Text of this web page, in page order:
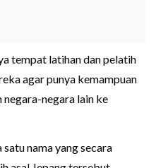
tempat latihan dan pelatih
agar punya kemampuan
negara lain ke
nama yang secara